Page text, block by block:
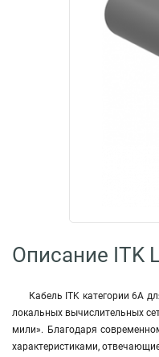
Описание ITK
Кабель ITK категории 6А
локальных вычислительных
мили». Благодаря
характеристиками,